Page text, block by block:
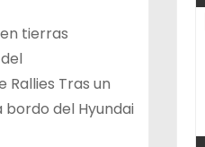
tierras
Tras un
del Hyundai